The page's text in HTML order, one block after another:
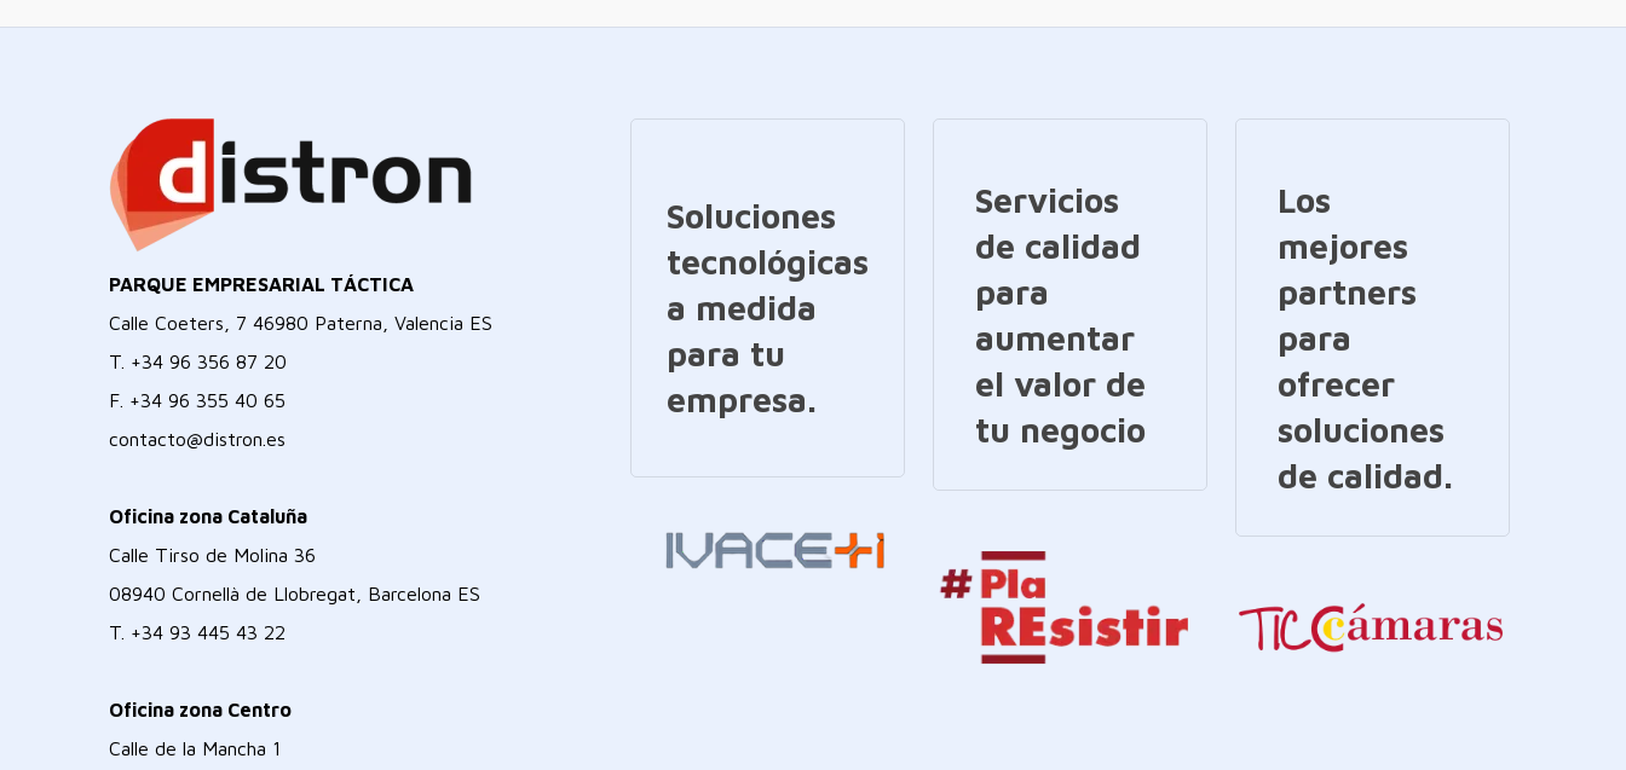
PARQUE EMPRESARIAL TÁCTICA
Calle Coeters, 7 46980 Paterna, Valencia ES
T. +34 96 356 87 20
F. +34 96 355 40 65
contacto@distron.es
Oficina zona Cataluña
Calle Tirso de Molina 36
08940 Cornellà de Llobregat, Barcelona ES
T. +34 93 445 43 22
Oficina zona Centro
Calle de la Mancha 1
Soluciones
tecnológicas
a medida
para tu
empresa.
Servicios
de calidad
para
aumentar
el valor de
tu negocio
Los
mejores
partners
para
ofrecer
soluciones
de calidad.